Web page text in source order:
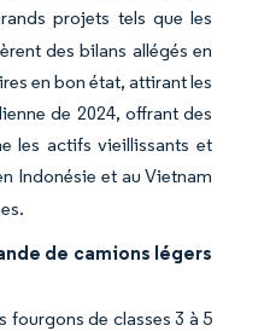
projets tels que les
des bilans allégés en
en bon état, attirant les
de 2024, offrant des
les actifs vieillissants et
Indonésie et au Vietnam
de camions légers
de classes 3 à 5